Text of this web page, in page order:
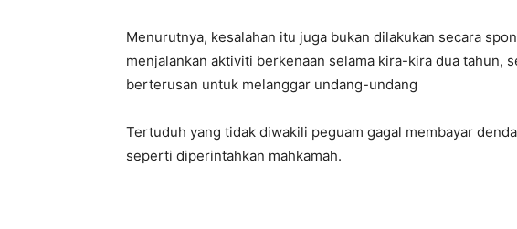
Menurutnya, kesalahan itu juga bukan dilakukan secara
menjalankan aktiviti berkenaan selama kira-kira dua tahun,
berterusan untuk melanggar undang-undang
Tertuduh yang tidak diwakili peguam gagal membayar
seperti diperintahkan mahkamah.